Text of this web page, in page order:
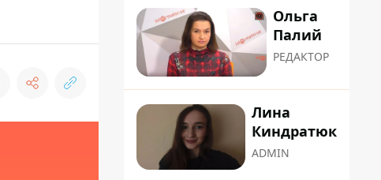
Ольга
Палий
РЕДАКТОР
Лина
Киндратюк
ADMIN